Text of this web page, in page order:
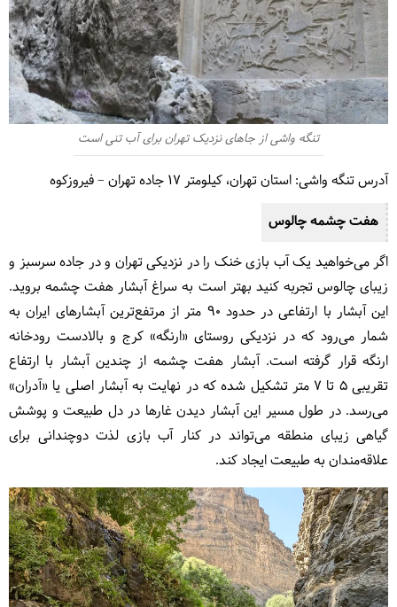
تنگه واشی از جاهای نزدیک تهران برای آب تنی است
آدرس تنگه واشی: استان تهران، کیلومتر ۱۷ جاده تهران – فیروزکوه
هفت چشمه چالوس
اگر می‌خواهید یک آب بازی خنک را در نزدیکی تهران و در جاده سرسبز و
زیبای چالوس تجربه کنید بهتر است به سراغ آبشار هفت چشمه بروید.
این آبشار با ارتفاعی در حدود ۹۰ متر از مرتفع‌ترین آبشارهای ایران به
شمار می‌رود که در نزدیکی روستای «ارنگه» کرج و بالادست رودخانه
ارنگه قرار گرفته است. آبشار هفت چشمه از چندین آبشار با ارتفاع
تقریبی ۵ تا ۷ متر تشکیل شده که در نهایت به آبشار اصلی یا «آدران»
می‌رسد. در طول مسیر این آبشار دیدن غارها در دل طبیعت و پوشش
گیاهی زیبای منطقه می‌تواند در کنار آب بازی لذت دوچندانی برای
علاقه‌مندان به طبیعت ایجاد کند.